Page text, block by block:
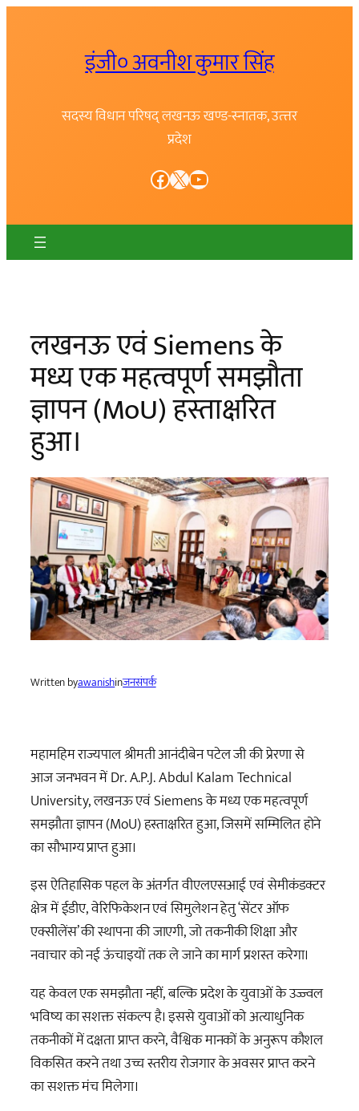
इंजी० अवनीश कुमार सिंह
सदस्य विधान परिषद् लखनऊ खण्ड-स्नातक, उत्त्तर
प्रदेश
Facebook X YouTube
लखनऊ एवं Siemens के
मध्य एक महत्वपूर्ण समझौता
ज्ञापन (MoU) हस्ताक्षरित
हुआ।
Written byawanishinजनसंपर्क
महामहिम राज्यपाल श्रीमती आनंदीबेन पटेल जी की प्रेरणा से
आज जनभवन में Dr. A.P.J. Abdul Kalam Technical
University, लखनऊ एवं Siemens के मध्य एक महत्वपूर्ण
समझौता ज्ञापन (MoU) हस्ताक्षरित हुआ, जिसमें सम्मिलित होने
का सौभाग्य प्राप्त हुआ।
इस ऐतिहासिक पहल के अंतर्गत वीएलएसआई एवं सेमीकंडक्टर
क्षेत्र में ईडीए, वेरिफिकेशन एवं सिमुलेशन हेतु ‘सेंटर ऑफ
एक्सीलेंस’ की स्थापना की जाएगी, जो तकनीकी शिक्षा और
नवाचार को नई ऊंचाइयों तक ले जाने का मार्ग प्रशस्त करेगा।
यह केवल एक समझौता नहीं, बल्कि प्रदेश के युवाओं के उज्ज्वल
भविष्य का सशक्त संकल्प है। इससे युवाओं को अत्याधुनिक
तकनीकों में दक्षता प्राप्त करने, वैश्विक मानकों के अनुरूप कौशल
विकसित करने तथा उच्च स्तरीय रोजगार के अवसर प्राप्त करने
का सशक्त मंच मिलेगा।